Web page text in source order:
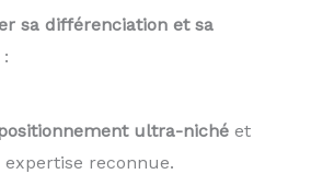
sa différenciation et sa
:
ultra-niché et
expertise reconnue.